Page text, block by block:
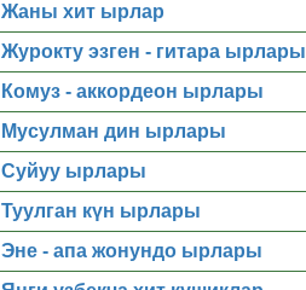
Жаны хит ырлар
Журокту эзген - гитара ырлары
Комуз - аккордеон ырлары
Мусулман дин ырлары
Суйуу ырлары
Туулган күн ырлары
Эне - апа жонундо ырлары